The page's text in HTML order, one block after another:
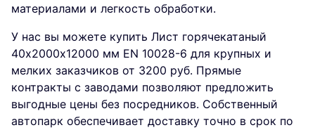
материалами и легкость обработки.
У нас вы можете купить Лист горячекатаный
40х2000х12000 мм EN 10028-6 для крупных и
мелких заказчиков от 3200 руб. Прямые
контракты с заводами позволяют предложить
выгодные цены без посредников. Собственный
автопарк обеспечивает доставку точно в срок по